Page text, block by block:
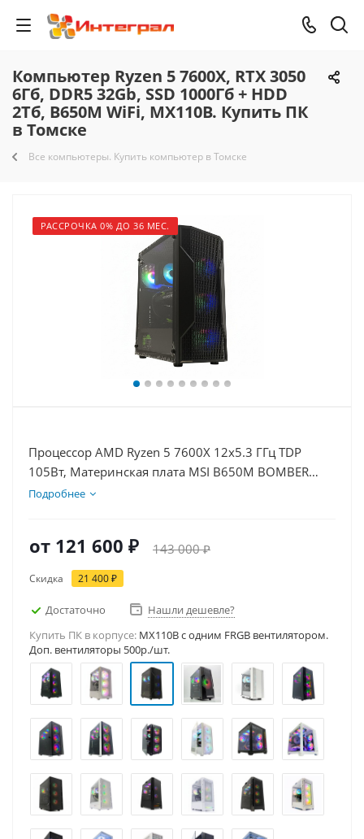
Компьютер Ryzen 5 7600X, RTX 3050
6Гб, DDR5 32Gb, SSD 1000Гб + HDD
2Тб, B650M WiFi, MX110B. Купить ПК
в Томске
Все компьютеры. Купить компьютер в Томске
РАССРОЧКА 0% ДО 36 МЕС.
Процессор AMD Ryzen 5 7600X 12x5.3 ГГц TDP
105Вт, Материнская плата MSI B650M BOMBER
WIFI, Видеокарта RTX 3050 6Гб, Память
Подробнее
от 121 600 ₽ 143 000 ₽
Скидка 21 400 ₽
Достаточно
Нашли дешевле?
Купить ПК в корпусе: MX110B c одним FRGB вентилятором.
Доп. вентиляторы 500р./шт.